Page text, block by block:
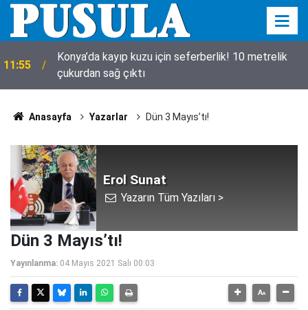
11:55
Konya’da kayıp kuzu için seferberlik! 10 metrelik
çukurdan sağ çıktı
Anasayfa Yazarlar Dün 3 Mayıs’tı!
Erol Sunat
Yazarın Tüm Yazıları >
Dün 3 Mayıs’tı!
Yayınlanma: 04 Mayıs 2021 Salı 00:03